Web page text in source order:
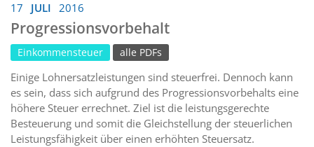
17 JULI 2016
Progressionsvorbehalt
Einkommensteuer alle PDFs
Einige Lohnersatzleistungen sind steuerfrei. Dennoch kann
es sein, dass sich aufgrund des Progressionsvorbehalts eine
höhere Steuer errechnet. Ziel ist die leistungsgerechte
Besteuerung und somit die Gleichstellung der steuerlichen
Leistungsfähigkeit über einen erhöhten Steuersatz.